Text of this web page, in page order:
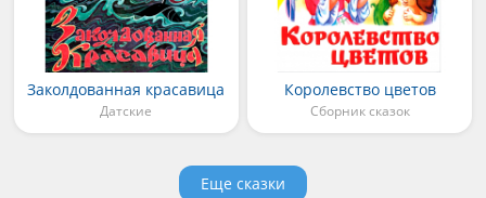
Заколдованная красавица
Датские
Королевство цветов
Сборник сказок
Еще сказки